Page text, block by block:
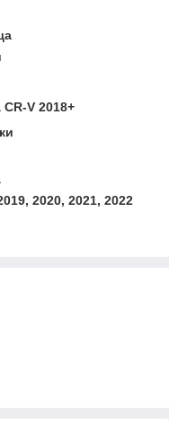
CR-V 2018+
2020, 2021, 2022